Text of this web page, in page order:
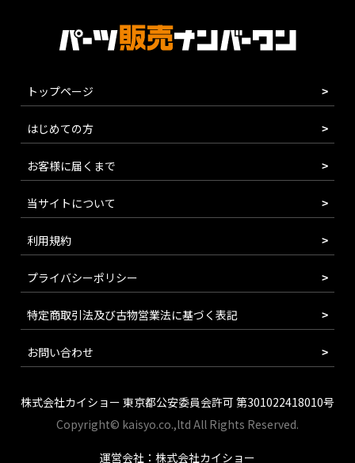
トップページ
はじめての方
お客様に届くまで
当サイトについて
利用規約
プライバシーポリシー
特定商取引法及び古物営業法に基づく表記
お問い合わせ
株式会社カイショー 東京都公安委員会許可 第301022418010号
Copyright© kaisyo.co.,ltd All Rights Reserved.
運営会社：株式会社カイショー